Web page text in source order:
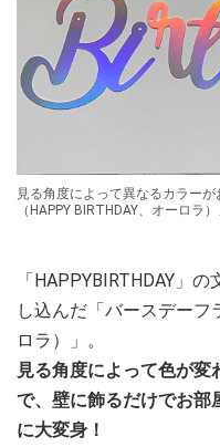
見る角度によって異なるカラー
（HAPPY BIRTHDAY、オーロラ）
「HAPPYBIRTHDAY」
し込んだ「バースデーフ
ロラ）」。
見る角度によって色が
で、壁に飾るだけでお部
に大変身！